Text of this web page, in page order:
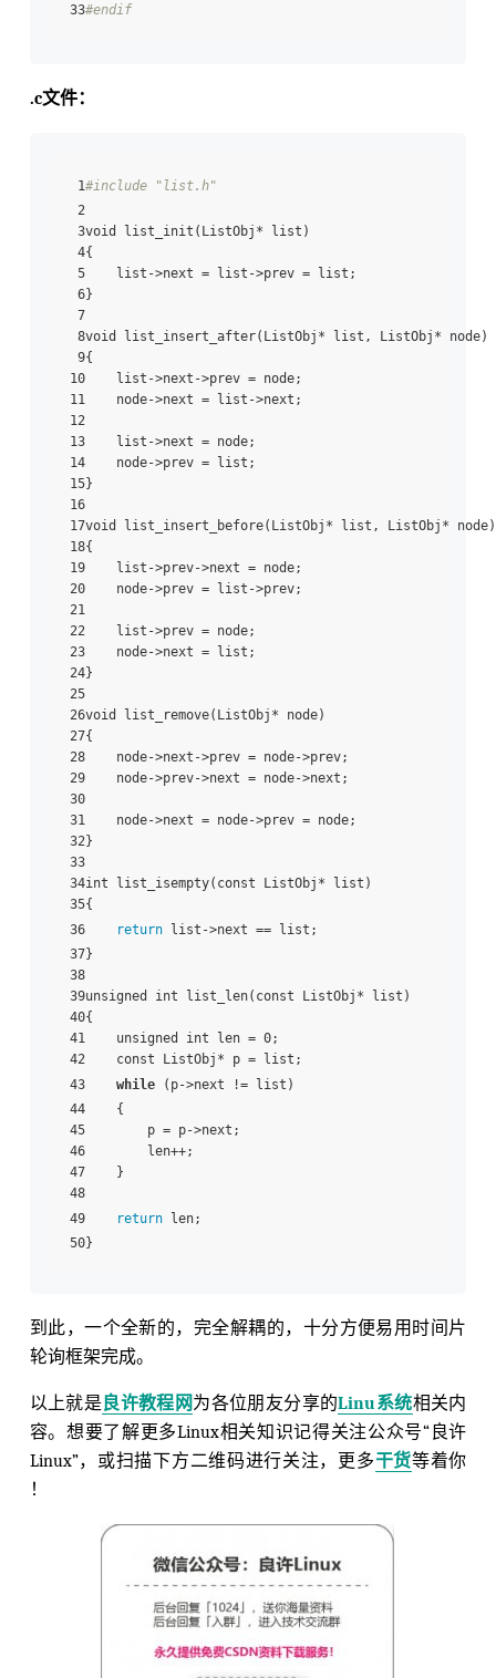
33#endif
.c文件：
1#include "list.h"
2
3void list_init(ListObj* list)
4{
5    list->next = list->prev = list;
6}
7
8void list_insert_after(ListObj* list, ListObj* node)
9{
10    list->next->prev = node;
11    node->next = list->next;
12
13    list->next = node;
14    node->prev = list;
15}
16
17void list_insert_before(ListObj* list, ListObj* node)
18{
19    list->prev->next = node;
20    node->prev = list->prev;
21
22    list->prev = node;
23    node->next = list;
24}
25
26void list_remove(ListObj* node)
27{
28    node->next->prev = node->prev;
29    node->prev->next = node->next;
30
31    node->next = node->prev = node;
32}
33
34int list_isempty(const ListObj* list)
35{
36
return list->next == list;
37}
38
39unsigned int list_len(const ListObj* list)
40{
41    unsigned int len = 0;
42    const ListObj* p = list;
43 while (p->next != list)
44    {
45        p = p->next;
46        len++;
47    }
48
49
return len;
到此，一个全新的，完全解耦的，十分方便易用时间片
轮询框架完成。
以上就是良许教程网为各位朋友分享的Linu系统相关内
容。想要了解更多Linux相关知识记得关注公众号“良许
Linux”，或扫描下方二维码进行关注，更多干货等着你
！